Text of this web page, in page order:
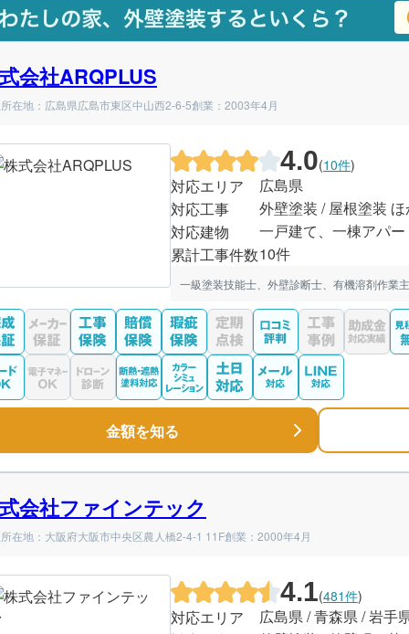
会社ARQPLUS
在地：広島県広島市東区中山西2-6-5創業：2003年4月
4.0(10件)
対応エリア
広島県
対応工事
外壁塗装 / 屋根塗装
対応建物
一戸建て、一棟アパ
累計工事件数10件
一級塗装技能士、外壁診断士、有機溶剤作業
金額を知る
会社ファインテック
在地：大阪府大阪市中央区農人橋2-4-1 11F創業：2000年4月
4.1(481件)
対応エリア
広島県 / 青森県 / 岩手